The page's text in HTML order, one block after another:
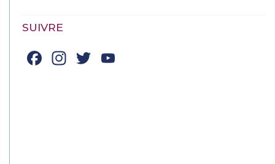
SUIVRE
Facebook
Instagram
Twitter